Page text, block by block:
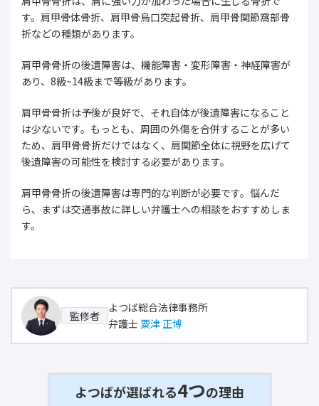
す。肩甲骨体骨折、肩甲骨烏口突起骨折、肩甲骨関節窩部骨
折などの種類があります。
肩甲骨骨折の後遺障害は、機能障害・変形障害・神経障害が
あり、8級~14級まで等級があります。
肩甲骨骨折は予後が良好で、それ自体が後遺障害になること
は少ないです。もっとも、周囲の外傷を合併することが多い
ため、肩甲骨骨折だけではなく、肩関節全体に視野を広げて
後遺障害の可能性を検討する必要があります。
肩甲骨骨折の後遺障害は専門的な判断が必要です。悩んだ
ら、まずは交通事故に詳しい弁護士への相談をおすすめしま
す。
監修者
よつば総合法律事務所
弁護士 粟津 正博
よつばが選ばれる4つの理由